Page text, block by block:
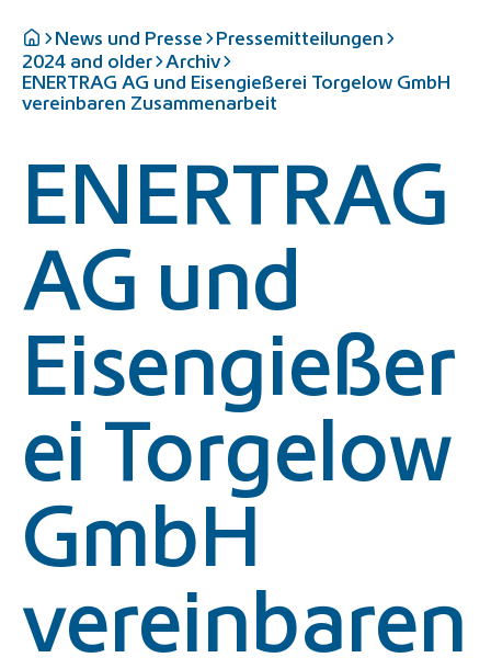
News und Presse
Pressemitteilungen
2024 and older
Archiv
ENERTRAG AG und Eisengießerei Torgelow GmbH
vereinbaren Zusammenarbeit
ENERTRAG
AG und
Eisengießer
ei Torgelow
GmbH
vereinbaren